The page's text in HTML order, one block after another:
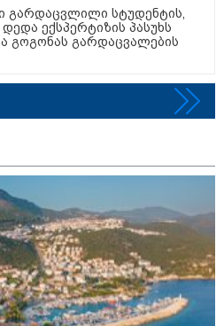
და
არა მარტო
ჯგუფი" - რა
ერთი გოგონა, ვისაც გიგა
ავიწროებდა - თუ
10 000 ლარს
სახალხოდ
- ეკა კუპატაძე
ავრცელებს
ისმინს სახლში დაყენებული
მოწყობილობის
სადაც ნია იმნაძე
ესაუბრება?
გარდაცვლილი სტუდენტის,
ექსპერტიზის პასუხს
გოგონას გარდაცვალების